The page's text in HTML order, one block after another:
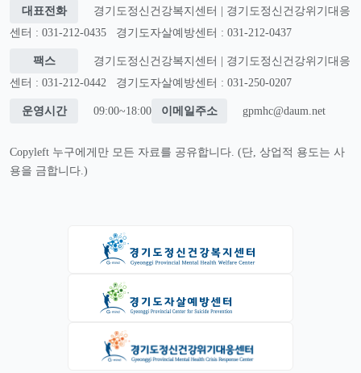
대표전화
경기도정신건강복지센터 | 경기도정신건강위기대응
센터 : 031-212-0435
경기도자살예방센터 : 031-212-0437
팩스
경기도정신건강복지센터 | 경기도정신건강위기대응
센터 : 031-212-0442
경기도자살예방센터 : 031-250-0207
운영시간 09:00~18:00 이메일주소 gpmhc@daum.net
Copyleft 누구에게만 모든 자료를 공유합니다. (단, 상업적 용도는 사
용을 금합니다.)